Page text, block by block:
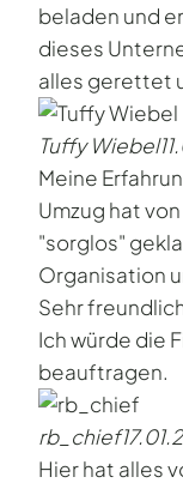
beladen und
dieses
alles gerettet
Tuffy Wiebel
Meine
Umzug hat
"sorglos"
Organisation
Sehr
Ich würde die
beauftragen.
rb_chief
Hier hat alles